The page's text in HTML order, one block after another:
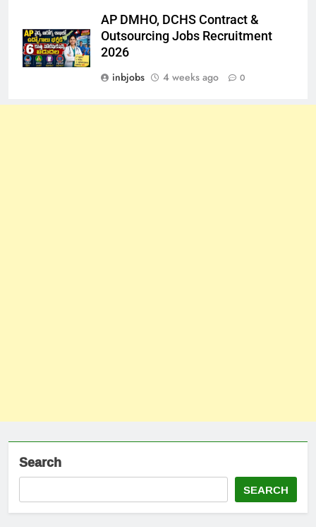
AP DMHO, DCHS Contract &
Outsourcing Jobs Recruitment
2026
inbjobs
4 weeks ago 0
Search
SEARCH